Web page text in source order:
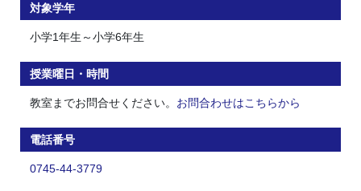
対象学年
小学1年生～小学6年生
授業曜日・時間
教室までお問合せください。 お問合わせはこちらから
電話番号
0745-44-3779